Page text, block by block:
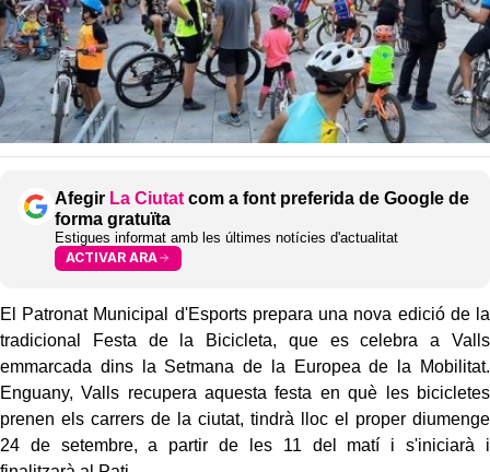
Afegir La Ciutat com a font preferida de Google de
forma gratuïta
Estigues informat amb les últimes notícies d'actualitat
ACTIVAR ARA
El Patronat Municipal d'Esports prepara una nova edició de la
tradicional Festa de la Bicicleta, que es celebra a Valls
emmarcada dins la Setmana de la Europea de la Mobilitat.
Enguany, Valls recupera aquesta festa en què les bicicletes
prenen els carrers de la ciutat, tindrà lloc el proper diumenge
24 de setembre, a partir de les 11 del matí i s'iniciarà i